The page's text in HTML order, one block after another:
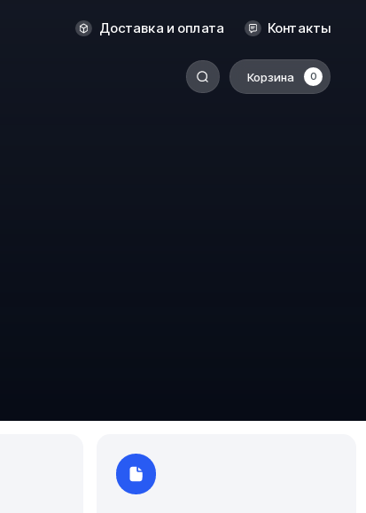
Доставка и оплата Контакты
Корзина 0
Оренбург
Пермь
Ростов-на-Дону